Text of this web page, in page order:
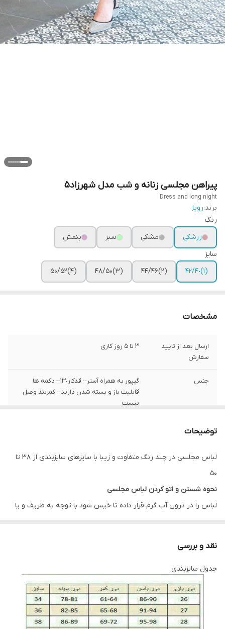
پیراهن مجلسی زنانه و شب مدل شهرزاد۵
Dress and long night
برند:رویا
رنگ
زرشکی
مشکی سبز
بنفش
سایز
(١)۴٠/۴٢
(۲)۴۴/۴۶ (۳)۴۸/۵۰ (۴)۵۰/۵۲
مشخصات
ارسال بعد از تایید
سفارش
3 تا 5 روز کاری
جنس
گیپور به همراه آستر-- قدکار١٣٠-- دکمه ها
قابلیت باز و بسته شدن دارند-- کمربند وصل
نیست
توضیحات
لباس مجلسی در چند رنگ متفاوت و زیبا با سایزهای سایزبندی از 38 تا
50
نحوه شستن و اتو کردن لباس مجلسی
لباس را در درون آب گرم قرار داده تا خیس شود با توجه به ظریف و یا
خشک شود لباس ها را در سایه خشک کنید به دور از نور خوشید این
روش بسیار بهتری است. برای اتو کردن این نوع پارچه ها باید نکاتی را
نیز رعایت کنید، قبل از هرکاری از تمیز بودن کف اتو اطمینان حاصل کنید،
پارچه سفید نازکی روی لباس قرار داده و به آرامی با درجه کم اتو بزنید و
نقد و بررسی
جدول سایزبندی